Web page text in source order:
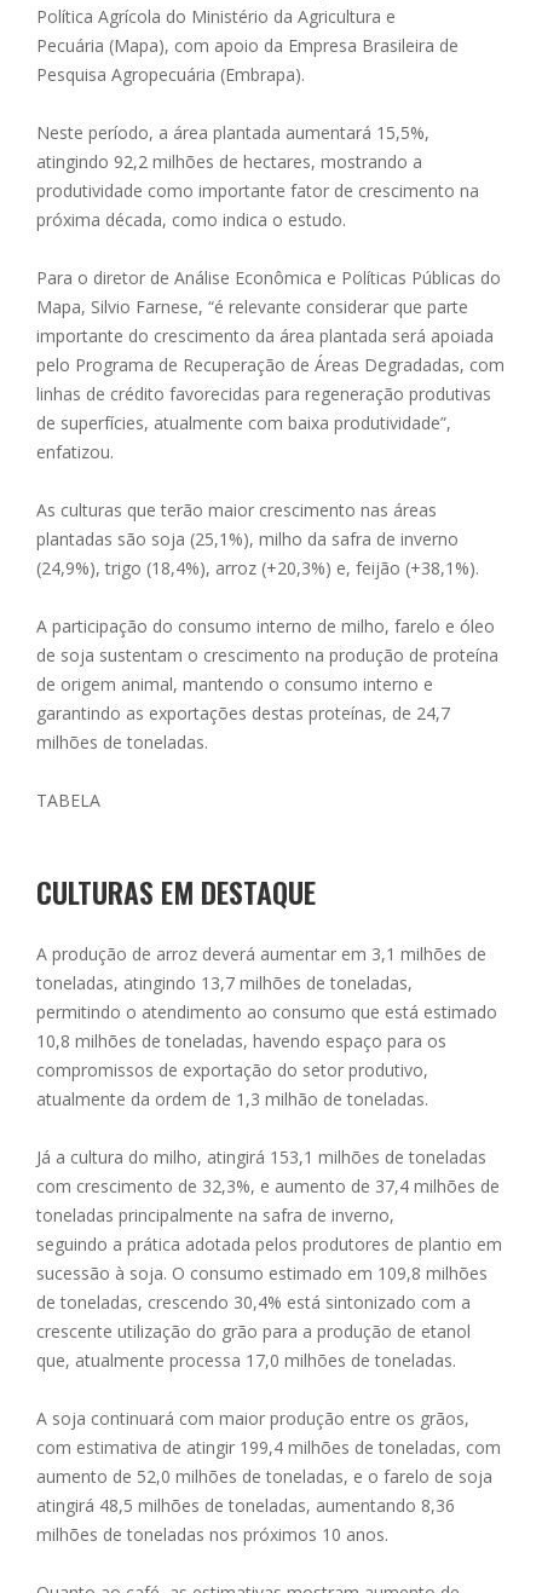
Política Agrícola do Ministério da Agricultura e
Pecuária (Mapa), com apoio da Empresa Brasileira de
Pesquisa Agropecuária (Embrapa).
Neste período, a área plantada aumentará 15,5%,
atingindo 92,2 milhões de hectares, mostrando a
produtividade como importante fator de crescimento na
próxima década, como indica o estudo.
Para o diretor de Análise Econômica e Políticas Públicas do
Mapa, Silvio Farnese, “é relevante considerar que parte
importante do crescimento da área plantada será apoiada
pelo Programa de Recuperação de Áreas Degradadas, com
linhas de crédito favorecidas para regeneração produtivas
de superfícies, atualmente com baixa produtividade”,
enfatizou.
As culturas que terão maior crescimento nas áreas
plantadas são soja (25,1%), milho da safra de inverno
(24,9%), trigo (18,4%), arroz (+20,3%) e, feijão (+38,1%).
A participação do consumo interno de milho, farelo e óleo
de soja sustentam o crescimento na produção de proteína
de origem animal, mantendo o consumo interno e
garantindo as exportações destas proteínas, de 24,7
milhões de toneladas.
TABELA
CULTURAS EM DESTAQUE
A produção de arroz deverá aumentar em 3,1 milhões de
toneladas, atingindo 13,7 milhões de toneladas,
permitindo o atendimento ao consumo que está estimado
10,8 milhões de toneladas, havendo espaço para os
compromissos de exportação do setor produtivo,
atualmente da ordem de 1,3 milhão de toneladas.
Já a cultura do milho, atingirá 153,1 milhões de toneladas
com crescimento de 32,3%, e aumento de 37,4 milhões de
toneladas principalmente na safra de inverno,
seguindo a prática adotada pelos produtores de plantio em
sucessão à soja. O consumo estimado em 109,8 milhões
de toneladas, crescendo 30,4% está sintonizado com a
crescente utilização do grão para a produção de etanol
que, atualmente processa 17,0 milhões de toneladas.
A soja continuará com maior produção entre os grãos,
com estimativa de atingir 199,4 milhões de toneladas, com
aumento de 52,0 milhões de toneladas, e o farelo de soja
atingirá 48,5 milhões de toneladas, aumentando 8,36
milhões de toneladas nos próximos 10 anos.